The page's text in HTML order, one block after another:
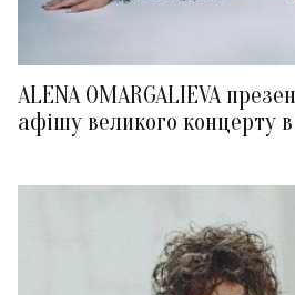
ALENA OMARGALIEVA
афішу великого концерту